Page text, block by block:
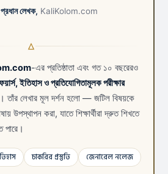
প্রধান লেখক, KaliKolom.com
-এর প্রতিষ্ঠাতা এবং গত ১০ বছরেরও
ইতিহাস ও প্রতিযোগিতামূলক পরীক্ষার
তাঁর লেখার মূল দর্শন হলো — জটিল বিষয়কে
উপস্থাপন করা, যাতে শিক্ষার্থীরা দ্রুত শিখতে
পারে।
চাকরির প্রস্তুতি জেনারেল নলেজ